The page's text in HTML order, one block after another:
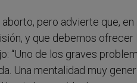
pero advierte que,
y que debemos ofrecer
“Uno de los graves
Una mentalidad muy